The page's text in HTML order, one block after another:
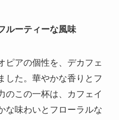
ルーティーな風味
ピアの個性を、デカフェ
した。華やかな香りとフ
のこの一杯は、カフェイ
な味わいとフローラルな